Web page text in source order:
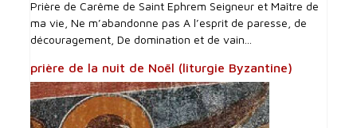
Prière de Carême de Saint Ephrem Seigneur et Maître de
ma vie, Ne m’abandonne pas A l’esprit de paresse, de
découragement, De domination et de vain...
prière de la nuit de Noël (liturgie Byzantine)